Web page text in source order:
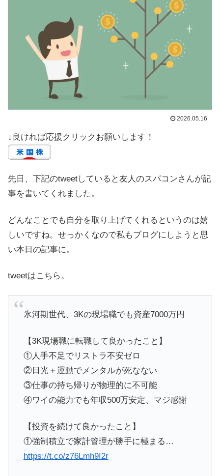
2026.05.16
↓良ければ応援クリックお願いします！
先日、下記のtweetしていると友人のスパコンさんが記
事を書いてくれました。
どんなことでも自分を取り上げてくれるというのは嬉
しいですね。せっかくなので私もブログにしようと思
い本日の記事に。
tweetはこちら。
氷河期世代、3Kの現場職でも資産7000万円
【3K現場職に転職して良かったこと】
①人手不足でリストラ不安ゼロ
②日光＋運動でメンタルが死なない
③仕事の持ち帰りが物理的に不可能
④ワイの能力でも年収500万安定、マジ感謝
【投資を続けて良かったこと】
①強制積立で家計管理が勝手に極まる…
https://t.co/z76Lmh9I2r